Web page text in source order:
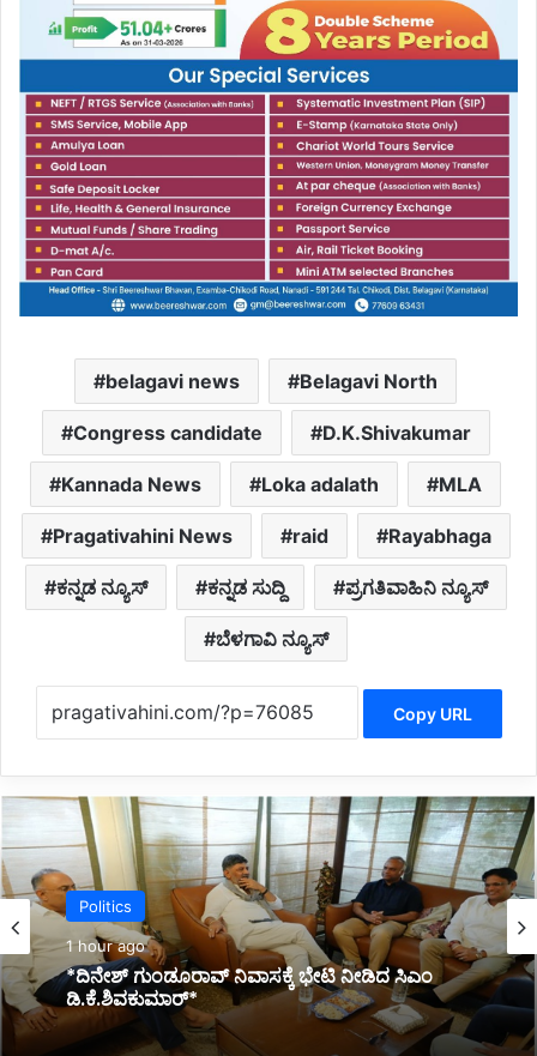
belagavi news Belagavi North
Congress candidate D.K.Shivakumar
Kannada News Loka adalath MLA
Pragativahini News raid Rayabhaga
ಕನ್ನಡ ನ್ಯೂಸ್ ಕನ್ನಡ ಸುದ್ದಿ ಪ್ರಗತಿವಾಹಿನಿ ನ್ಯೂಸ್
ಬೆಳಗಾವಿ ನ್ಯೂಸ್
Copy URL
Kannada News
2 hours ago
*ಹೊರಟ್ಟಿ ರಾಜೀನಾಮೆ ಅಂಗೀಕರಿಸಬಾರದು: ರಾಜ್ಯಪಾಲರಿಗೆ
ಬಿಜೆಪಿ ನಿಯೋಗ ದೂರು*